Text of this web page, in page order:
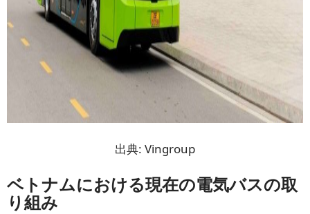
出典: Vingroup
ベトナムにおける現在の電気バスの取
り組み